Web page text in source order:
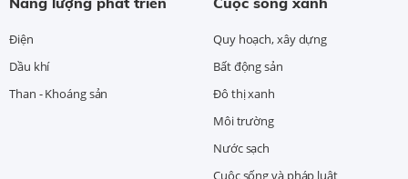
Điện
Dầu khí
Than - Khoáng sản
Quy hoạch, xây dựng
Bất động sản
Đô thị xanh
Môi trường
Nước sạch
Cuộc sống và pháp luật